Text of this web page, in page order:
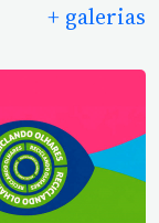
+ galerias